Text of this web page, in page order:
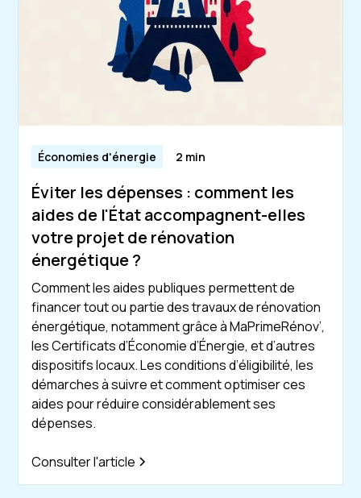
Économies d'énergie 2 min
Éviter les dépenses : comment les
aides de l'État accompagnent-elles
votre projet de rénovation
énergétique ?
Comment les aides publiques permettent de
financer tout ou partie des travaux de rénovation
énergétique, notamment grâce à MaPrimeRénov’,
les Certificats d’Économie d’Énergie, et d’autres
dispositifs locaux. Les conditions d’éligibilité, les
démarches à suivre et comment optimiser ces
aides pour réduire considérablement ses
dépenses.
Consulter l'article